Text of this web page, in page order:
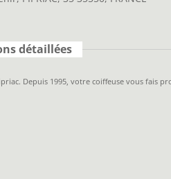
détaillées
Depuis 1995, votre coiffeuse vous fais